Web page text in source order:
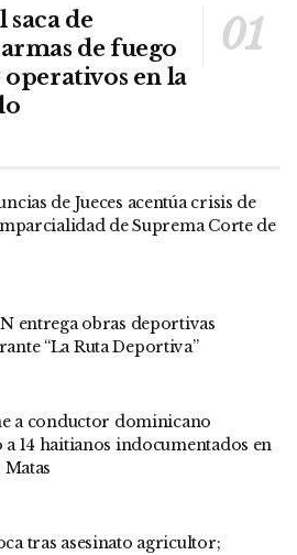
de
de fuego
operativos en la
de Jueces acentúa crisis de
de Suprema Corte de
entrega obras deportivas
“La Ruta Deportiva”
a conductor dominicano
14 haitianos indocumentados en
Matas
tras asesinato agricultor;